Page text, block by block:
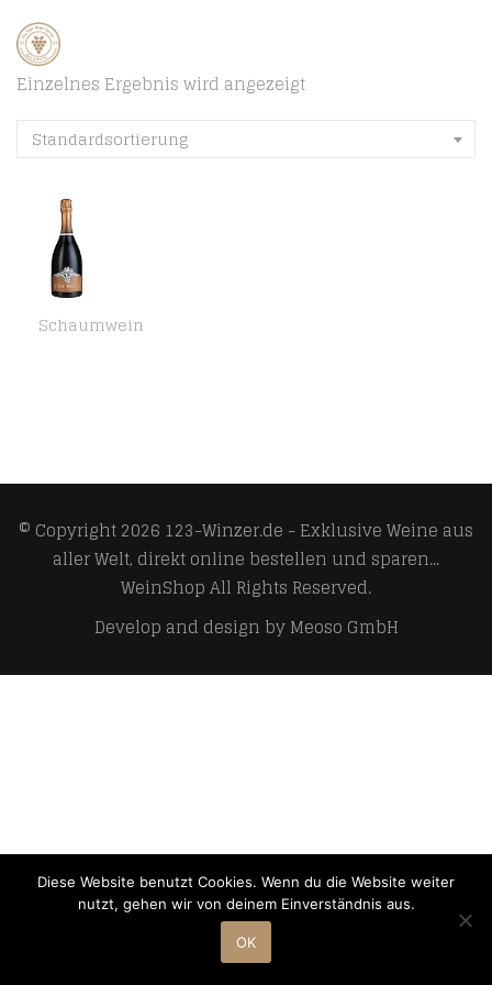
Einzelnes Ergebnis wird angezeigt
Standardsortierung
Schaumwein
© Copyright 2026 123-Winzer.de - Exklusive Weine aus
aller Welt, direkt online bestellen und sparen...
WeinShopAll Rights Reserved.
Develop and design byMeoso GmbH
Diese Website benutzt Cookies. Wenn du die Website weiter
nutzt, gehen wir von deinem Einverständnis aus.
OK